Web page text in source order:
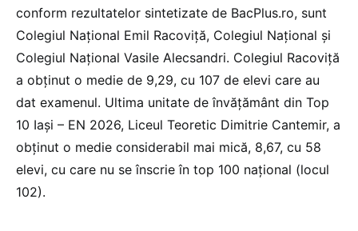
conform rezultatelor sintetizate de BacPlus.ro, sunt
Colegiul Național Emil Racoviță, Colegiul Național și
Colegiul Național Vasile Alecsandri. Colegiul Racoviță
a obținut o medie de 9,29, cu 107 de elevi care au
dat examenul. Ultima unitate de învățământ din Top
10 Iași – EN 2026, Liceul Teoretic Dimitrie Cantemir, a
obținut o medie considerabil mai mică, 8,67, cu 58
elevi, cu care nu se înscrie în top 100 național (locul
102).